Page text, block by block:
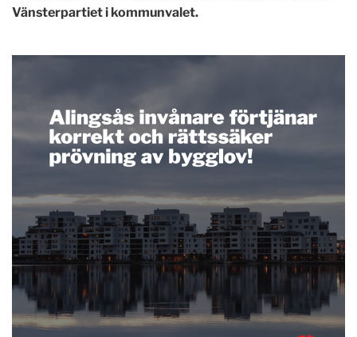
Vänsterpartiet i kommunvalet.